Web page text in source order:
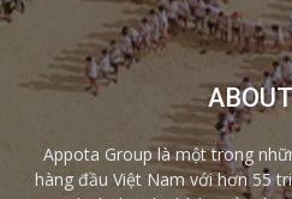
Appota Group là một trong
hàng đầu Việt Nam với hơn 55